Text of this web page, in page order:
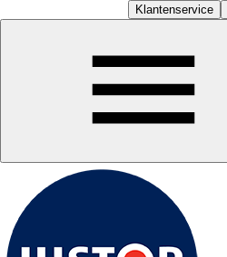
Klantenservice